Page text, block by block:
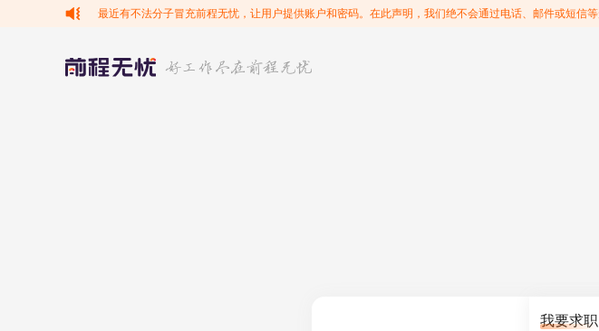
最近有不法分子冒充前程无忧，让用户提供账户和密码。在此声明，我们绝不会通过电话、邮件或短信
我要求职